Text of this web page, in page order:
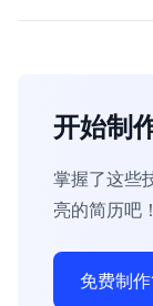
开始制
掌握了这些
亮的简历吧！
免费制